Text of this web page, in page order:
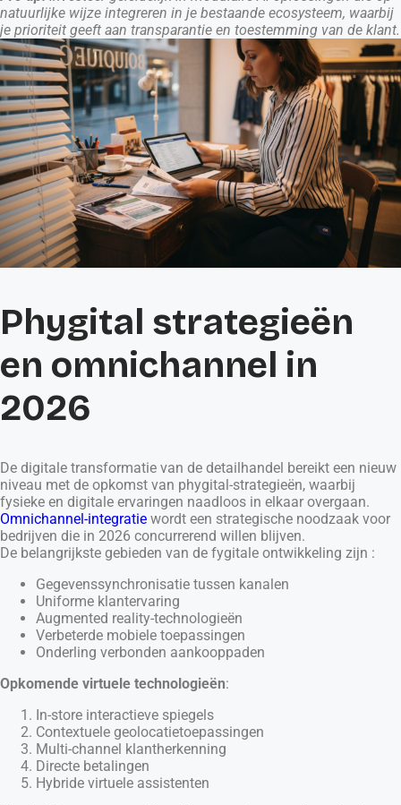
natuurlijke wijze integreren in je bestaande ecosysteem, waarbij
je prioriteit geeft aan transparantie en toestemming van de klant.
Phygital strategieën
en omnichannel in
2026
De digitale transformatie van de detailhandel bereikt een nieuw
niveau met de opkomst van phygital-strategieën, waarbij
fysieke en digitale ervaringen naadloos in elkaar overgaan.
Omnichannel-integratie wordt een strategische noodzaak voor
bedrijven die in 2026 concurrerend willen blijven.
De belangrijkste gebieden van de fygitale ontwikkeling zijn :
Gegevenssynchronisatie tussen kanalen
Uniforme klantervaring
Augmented reality-technologieën
Verbeterde mobiele toepassingen
Onderling verbonden aankooppaden
Opkomende virtuele technologieën:
In-store interactieve spiegels
Contextuele geolocatietoepassingen
Multi-channel klantherkenning
Directe betalingen
Hybride virtuele assistenten